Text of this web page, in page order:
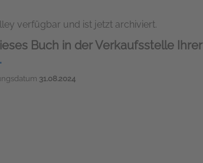
verfügbar und ist jetzt archiviert.
Buch in der Verkaufsstelle Ihrer
31.08.2024